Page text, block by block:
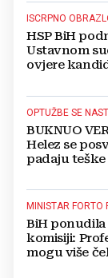
ISCRPNO
HSP BiH
Ustavnom
ovjere
OPTUŽBE SE
BUKNUO
Helez se
padaju teške
MINISTAR FORTO
BiH
komisiji:
mogu više